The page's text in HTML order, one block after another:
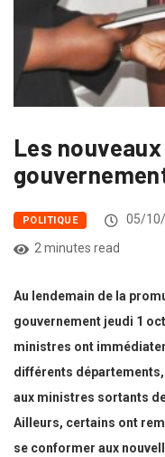
Les
POLITIQUE 05/
2 minutes read
Au lendemain de la
gouvernement jeudi 1
ministres ont
différents
aux ministres sortants
Ailleurs, certains ont
se conformer aux